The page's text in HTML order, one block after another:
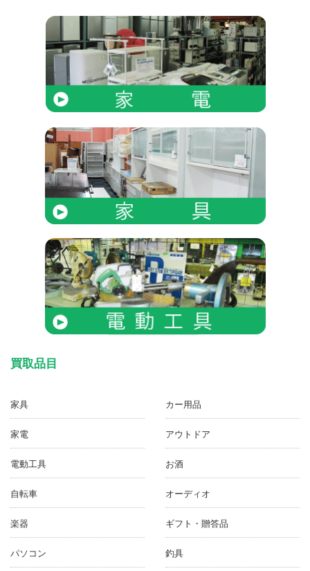
買取品目
家具
家電
電動工具
自転車
楽器
パソコン
カー用品
アウトドア
お酒
オーディオ
ギフト・贈答品
釣具